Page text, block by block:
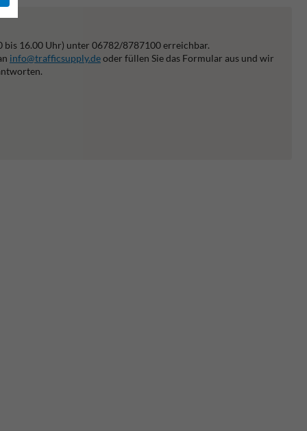
bis 16.00 Uhr) unter 06782/8787100 erreichbar.
info@trafficsupply.deoder füllen Sie das Formular aus und wir